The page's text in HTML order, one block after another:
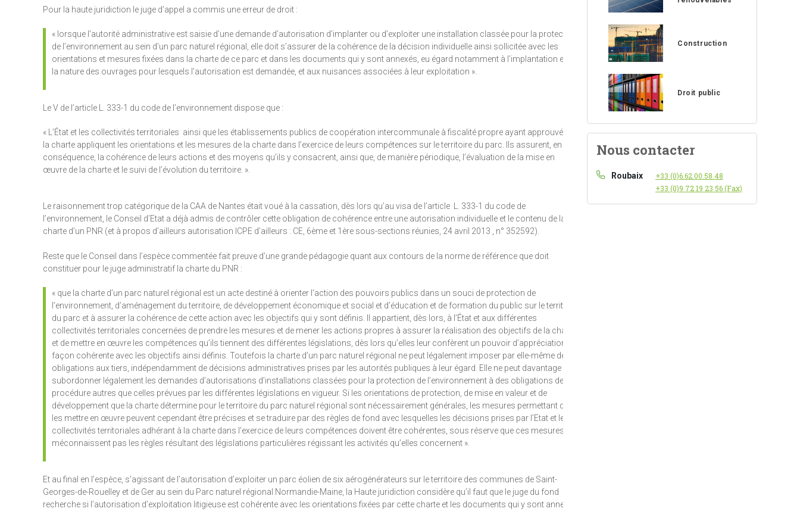
Pour la haute juridiction le juge d’appel a commis une erreur de droit :
« lorsque l’autorité administrative est saisie d’une demande d’autorisation d’implanter ou d’exploiter une installation classée pour la protection
de l’environnement au sein d’un parc naturel régional, elle doit s’assurer de la cohérence de la décision individuelle ainsi sollicitée avec les
orientations et mesures fixées dans la charte de ce parc et dans les documents qui y sont annexés, eu égard notamment à l’implantation et à
la nature des ouvrages pour lesquels l’autorisation est demandée, et aux nuisances associées à leur exploitation ».
Le V de l’article L. 333-1 du code de l’environnement dispose que :
« L’État et les collectivités territoriales ainsi que les établissements publics de coopération intercommunale à fiscalité propre ayant approuvé
la charte appliquent les orientations et les mesures de la charte dans l’exercice de leurs compétences sur le territoire du parc. Ils assurent, en
conséquence, la cohérence de leurs actions et des moyens qu’ils y consacrent, ainsi que, de manière périodique, l’évaluation de la mise en
œuvre de la charte et le suivi de l’évolution du territoire. ».
Le raisonnement trop catégorique de la CAA de Nantes était voué à la cassation, dès lors qu’au visa de l’article L. 333-1 du code de
l’environnement, le Conseil d’Etat a déjà admis de contrôler cette obligation de cohérence entre une autorisation individuelle et le contenu de la
charte d’un PNR (et à propos d’ailleurs autorisation ICPE d’ailleurs : CE, 6ème et 1ère sous-sections réunies, 24 avril 2013 , n° 352592).
Reste que le Conseil dans l’espèce commentée fait preuve d’une grande pédagogie quant aux contours de la norme de référence que doit
constituer pour le juge administratif la charte du PNR :
« que la charte d’un parc naturel régional est un acte destiné à orienter l’action des pouvoirs publics dans un souci de protection de
l’environnement, d’aménagement du territoire, de développement économique et social et d’éducation et de formation du public sur le territoire
du parc et à assurer la cohérence de cette action avec les objectifs qui y sont définis. Il appartient, dès lors, à l’État et aux différentes
collectivités territoriales concernées de prendre les mesures et de mener les actions propres à assurer la réalisation des objectifs de la charte
et de mettre en œuvre les compétences qu’ils tiennent des différentes législations, dès lors qu’elles leur confèrent un pouvoir d’appréciation, de
façon cohérente avec les objectifs ainsi définis. Toutefois la charte d’un parc naturel régional ne peut légalement imposer par elle-même des
obligations aux tiers, indépendamment de décisions administratives prises par les autorités publiques à leur égard. Elle ne peut davantage
subordonner légalement les demandes d’autorisations d’installations classées pour la protection de l’environnement à des obligations de
procédure autres que celles prévues par les différentes législations en vigueur. Si les orientations de protection, de mise en valeur et de
développement que la charte détermine pour le territoire du parc naturel régional sont nécessairement générales, les mesures permettant de
les mettre en œuvre peuvent cependant être précises et se traduire par des règles de fond avec lesquelles les décisions prises par l’Etat et les
collectivités territoriales adhérant à la charte dans l’exercice de leurs compétences doivent être cohérentes, sous réserve que ces mesures ne
méconnaissent pas les règles résultant des législations particulières régissant les activités qu’elles concernent ».
Et au final en l’espèce, s’agissant de l’autorisation d’exploiter un parc éolien de six aérogénérateurs sur le territoire des communes de Saint-
Georges-de-Rouelley et de Ger au sein du Parc naturel régional Normandie-Maine, la Haute juridiction considère qu’il faut que le juge du fond
recherche si l’autorisation d’exploitation litigieuse est cohérente avec les orientations fixées par cette charte et les documents qui y sont annexés.
Construction
Droit public
Nous contacter
Roubaix
+33 (0)6.62.00.58.48
+33 (0)9 72 19 23 56 (Fax)